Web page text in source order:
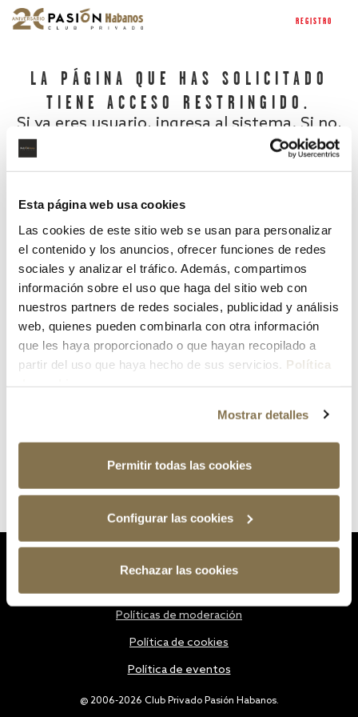
Esta página web usa cookies
Las cookies de este sitio web se usan para personalizar
el contenido y los anuncios, ofrecer funciones de redes
sociales y analizar el tráfico. Además, compartimos
información sobre el uso que haga del sitio web con
nuestros partners de redes sociales, publicidad y análisis
web, quienes pueden combinarla con otra información
que les haya proporcionado o que hayan recopilado a
partir del uso que haya hecho de sus servicios. Política
Mostrar detalles
Permitir todas las cookies
Configurar las cookies
Rechazar las cookies
REGISTRO
LA PÁGINA QUE HAS SOLICITADO
TIENE ACCESO RESTRINGIDO.
Si ya eres usuario, ingresa al sistema. Si no,
¿Has olvidado tu contraseña?
@ 2006-2026 Club Privado Pasión Habanos.
Políticas de moderación
Política de cookies
Política de eventos